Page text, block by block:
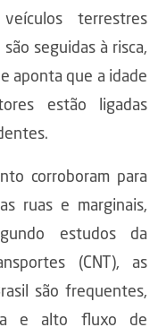
terrestres
seguidas à risca,
aponta que a idade
estão ligadas
corroboram para
ruas e marginais,
estudos da
(CNT), as
são frequentes,
e alto fluxo de